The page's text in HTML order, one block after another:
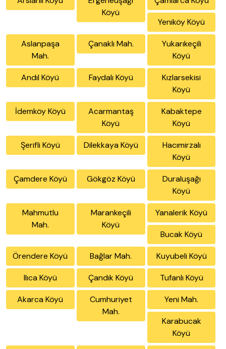
Köyü
Yeniköy Köyü
Aslanpaşa
Mah.
Çanaklı Mah.
Yukarıkeçili
Köyü
Andıl Köyü Faydalı Köyü
Kızlarsekisi
Köyü
İdemköy Köyü
Acarmantaş
Köyü
Kabaktepe
Köyü
Şerifli Köyü Dilekkaya Köyü
Hacımirzalı
Köyü
Çamdere Köyü Gökgöz Köyü
Duraluşağı
Köyü
Mahmutlu
Mah.
Marankeçili
Köyü
Yanalerik Köyü
Bucak Köyü
Örendere Köyü Bağlar Mah. Kuyubeli Köyü
Ilıca Köyü Çandık Köyü Tufanlı Köyü
Akarca Köyü
Cumhuriyet
Mah.
Yeni Mah.
Karabucak
Köyü